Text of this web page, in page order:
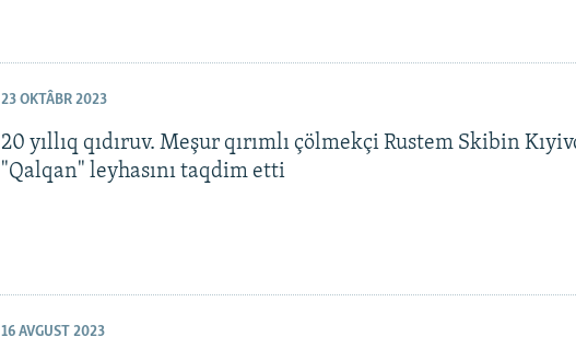
23 OKTÂBR 2023
20 yıllıq qıdıruv. Meşur qırımlı çölmekçi Rustem Skibin
"Qalqan" leyhasını taqdim etti
16 AVGUST 2023